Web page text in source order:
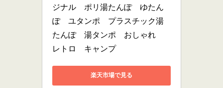
ジナル　ポリ湯たんぽ　ゆたん
ぽ　ユタンポ　プラスチック湯
たんぽ　湯タンポ　おしゃれ
レトロ　キャンプ
楽天市場で見る